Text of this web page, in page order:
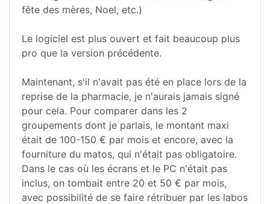
fête des mères, Noel, etc.)
Le logiciel est plus ouvert et fait beaucoup plus
pro que la version précédente.
Maintenant, s'il n'avait pas été en place lors de la
reprise de la pharmacie, je n'aurais jamais signé
pour cela. Pour comparer dans les 2
groupements dont je parlais, le montant maxi
était de 100-150 € par mois et encore, avec la
fourniture du matos, qui n'était pas obligatoire.
Dans le cas où les écrans et le PC n'était pas
inclus, on tombait entre 20 et 50 € par mois,
avec possibilité de se faire rétribuer par les labos